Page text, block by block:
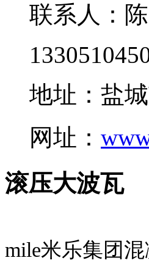
联系人：
地址：盐
网址：
滚压大波瓦
mile米乐集团